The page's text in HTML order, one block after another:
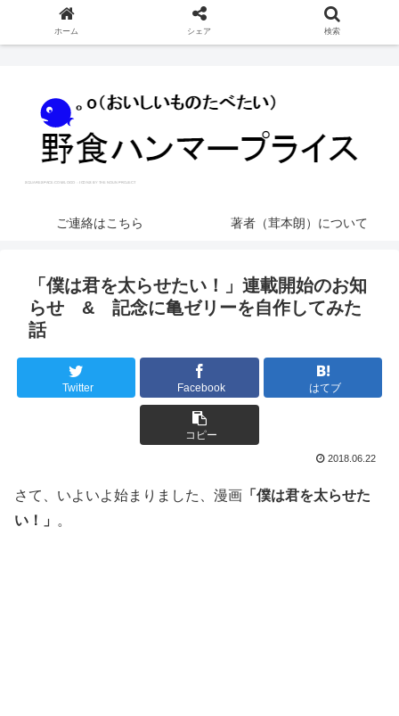
ご連絡はこちら 著者（茸本朗）について
「僕は君を太らせたい！」連載開始のお知
らせ & 記念に亀ゼリーを自作してみた
話
Twitter Facebook はてブ
コピー
2018.06.22
さて、いよいよ始まりました、漫画 「僕は君を太らせた
い！」
。
ホーム シェア 検索